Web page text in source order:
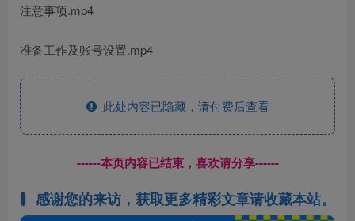
注意事项.mp4
准备工作及账号设置.mp4
此处内容已隐藏，请付费后查看
------本页内容已结束，喜欢请分享------
感谢您的来访，获取更多精彩文章请收藏本站。